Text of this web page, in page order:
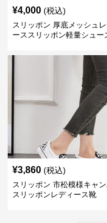
¥4,000 (税込)
スリッポン 厚底メッシュ
ーススリッポン軽量シュー
¥3,860 (税込)
スリッポン 市松模様キャ
スリッポンレディース靴